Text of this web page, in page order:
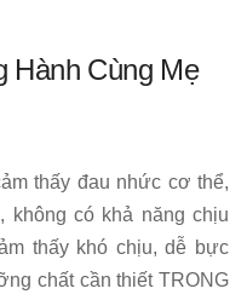
Hành Cùng Mẹ
thấy đau nhức cơ thể,
không có khả năng chịu
thấy khó chịu, dễ bực
chất cần thiết TRONG